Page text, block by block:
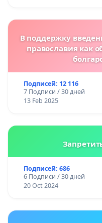
В поддержку
православия как
Подписей: 12 116
7 Подписи / 30 дней
13 Feb 2025
Подписей: 686
6 Подписи / 30 дней
20 Oct 2024